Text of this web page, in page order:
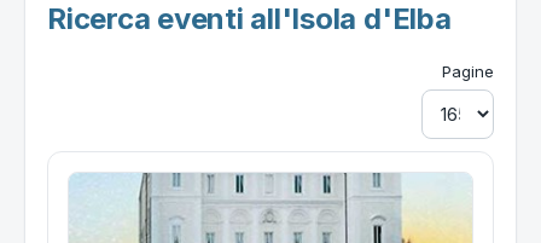
Ricerca eventi all'Isola d'Elba
Pagine